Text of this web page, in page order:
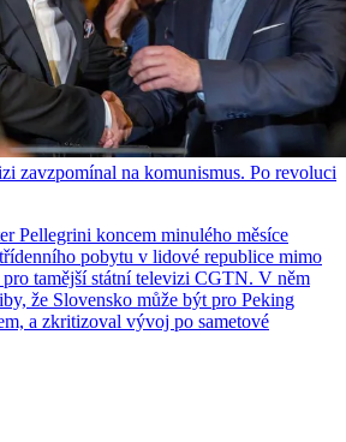
zavzpomínal na komunismus. Po revoluci
Pellegrini koncem minulého měsíce
pobytu v lidové republice mimo
tamější státní televizi CGTN. V něm
že Slovensko může být pro Peking
a zkritizoval vývoj po sametové